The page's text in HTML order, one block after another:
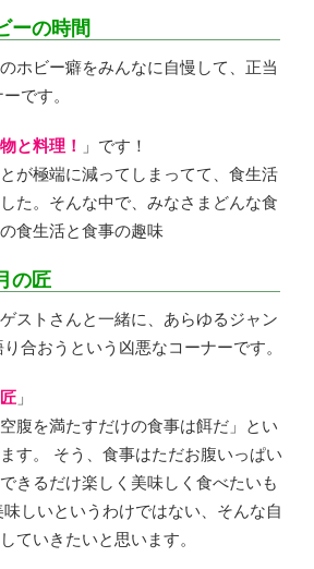
ーの時間
ホビー癖をみんなに自慢して、正当
です。
と料理！
」です！
が極端に減ってしまってて、食生活
た。そんな中で、みなさまどんな食
食生活と食事の趣味
の匠
ストさんと一緒に、あらゆるジャン
合おうという凶悪なコーナーです。
」
腹を満たすだけの食事は餌だ」とい
す。 そう、食事はただお腹いっぱい
きるだけ楽しく美味しく食べたいも
しいというわけではない、そんな自
ていきたいと思います。